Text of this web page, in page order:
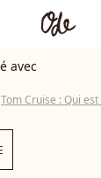
avec
Tom Cruise : Qui est Victoria